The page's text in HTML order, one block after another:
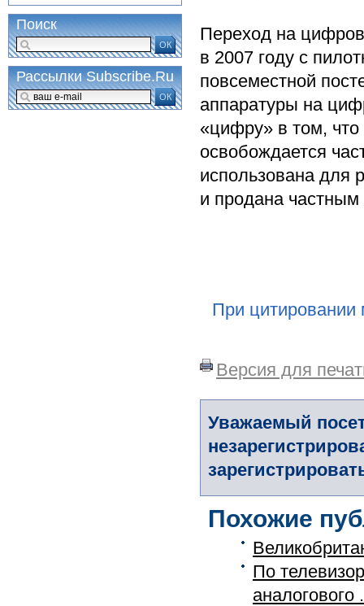
Переход на
в 2007 году с
повсеместной
аппаратуры на
«цифру» в том, что
освобождается
использована для
и продана
При цитировании
Версия для
Уважаемый
Похожие
По
аналогового
Поиск
ОК
Рассылки Subscribe.Ru
ОК